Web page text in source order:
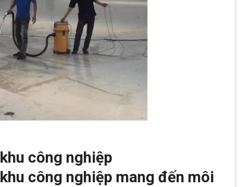
công nghiệp
công nghiệp mang đến môi